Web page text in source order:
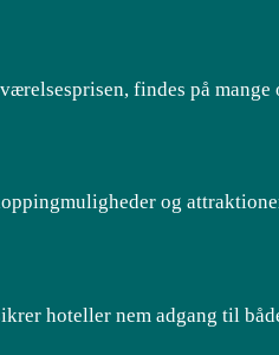
findes på
og
hoteller nem adgang til